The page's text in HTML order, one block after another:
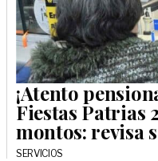
¡Atento
Fiestas Patrias
montos: revisa
SERVICIOS